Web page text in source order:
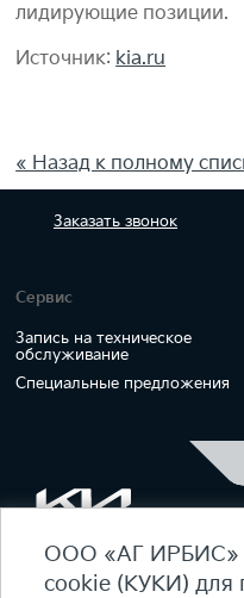
лидирующие позиции.
Источник: kia.ru
« Назад к полному
Заказать звонок
Сервис
Запись на техническое
обслуживание
Специальные предложения
ОФИЦИАЛЬНЫЙ ДИЛЕР
ООО «АГ ИРБИС»
cookie (КУКИ) для